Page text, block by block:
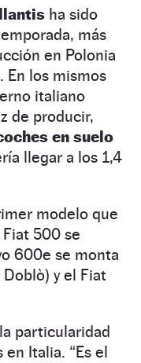
ha sido
más
en Polonia
En los mismos
italiano
de producir,
en suelo
llegar a los 1,4
modelo que
Fiat 500 se
600e se monta
y el Fiat
particularidad
Italia. “Es el